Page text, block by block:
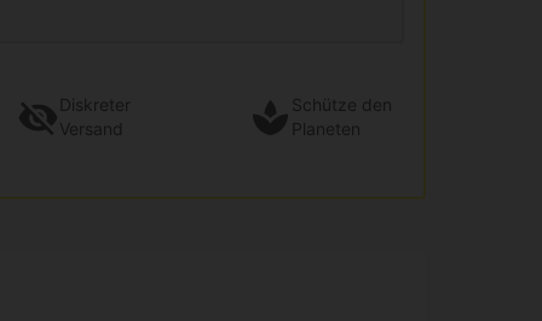
Diskreter
Versand
Schütze den
Planeten